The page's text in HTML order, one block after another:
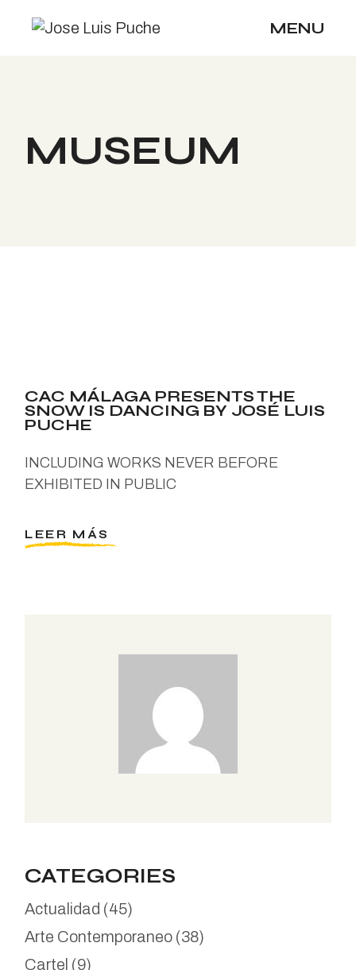
MENU
MUSEUM
CAC MÁLAGA PRESENTS THE
SNOW IS DANCING BY JOSÉ LUIS
PUCHE
INCLUDING WORKS NEVER BEFORE
EXHIBITED IN PUBLIC
LEER MÁS
CATEGORIES
Actualidad (45)
Arte Contemporaneo (38)
Cartel (9)